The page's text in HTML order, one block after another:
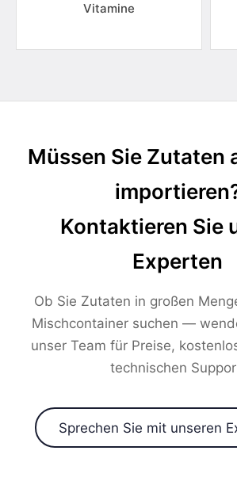
Vitamine
Müssen Sie Zutaten
Kontaktieren Sie
Experten
Ob Sie Zutaten in großen
Mischcontainer suchen —
unser Team für Preise,
technischen
Sprechen Sie mit unseren